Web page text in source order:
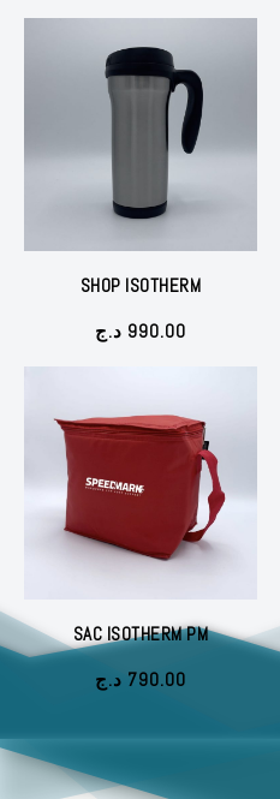
SHOP ISOTHERM
990.00 د.ج
SAC ISOTHERM PM
790.00 د.ج